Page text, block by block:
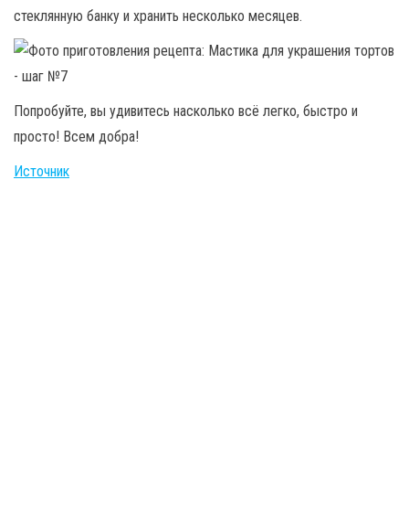
стеклянную банку и хранить несколько месяцев.
Попробуйте, вы удивитесь насколько всё легко, быстро и
просто! Всем добра!
Источник